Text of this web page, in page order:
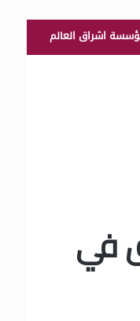
اشراق العالم
من حريق في